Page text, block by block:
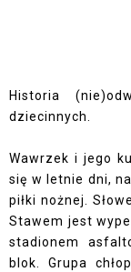
Historia
dziecinnych.
Wawrzek i jego
się w letnie dni,
piłki nożnej.
Stawem jest
stadionem
blok. Grupa